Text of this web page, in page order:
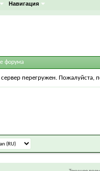
Навигация
форума
сервер перегружен. Пожалуйста,